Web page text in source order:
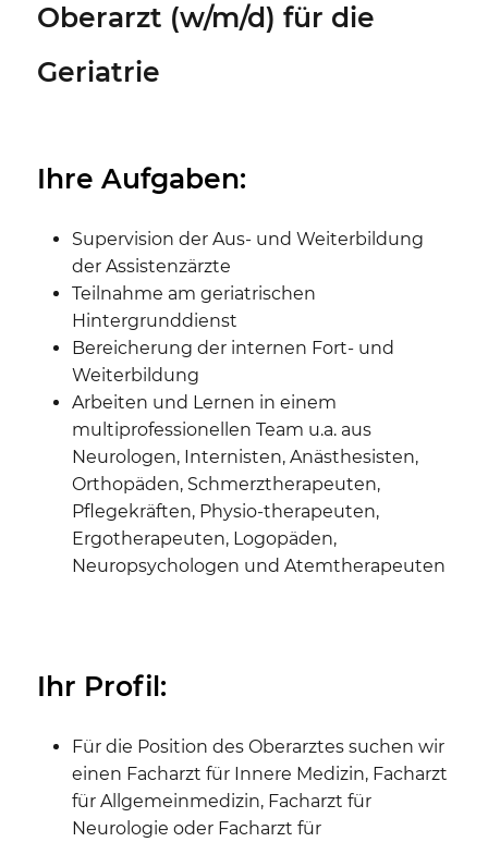
Oberarzt (w/m/d) für die
Geriatrie
Ihre Aufgaben:
Supervision der Aus- und Weiterbildung
der Assistenzärzte
Teilnahme am geriatrischen
Hintergrunddienst
Bereicherung der internen Fort- und
Weiterbildung
Arbeiten und Lernen in einem
multiprofessionellen Team u.a. aus
Neurologen, Internisten, Anästhesisten,
Orthopäden, Schmerztherapeuten,
Pflegekräften, Physio-therapeuten,
Ergotherapeuten, Logopäden,
Neuropsychologen und Atemtherapeuten
Ihr Profil:
Für die Position des Oberarztes suchen wir
einen Facharzt für Innere Medizin, Facharzt
für Allgemeinmedizin, Facharzt für
Neurologie oder Facharzt für